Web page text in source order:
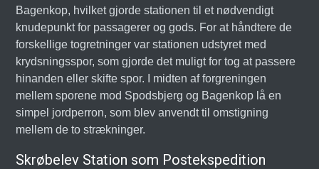
Bagenkop, hvilket gjorde stationen til et nødvendigt
knudepunkt for passagerer og gods. For at håndtere de
forskellige togretninger var stationen udstyret med
krydsningsspor, som gjorde det muligt for tog at passere
hinanden eller skifte spor. I midten af forgreningen
mellem sporene mod Spodsbjerg og Bagenkop lå en
simpel jordperron, som blev anvendt til omstigning
mellem de to strækninger.
Skrøbelev Station som Postekspedition